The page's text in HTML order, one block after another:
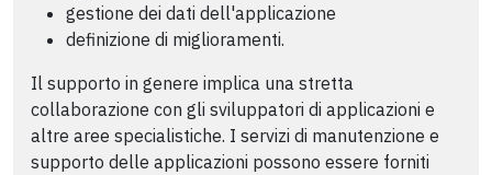
gestione dei dati dell'applicazione
definizione di miglioramenti.
Il supporto in genere implica una stretta
collaborazione con gli sviluppatori di applicazioni e
altre aree specialistiche. I servizi di manutenzione e
supporto delle applicazioni possono essere forniti